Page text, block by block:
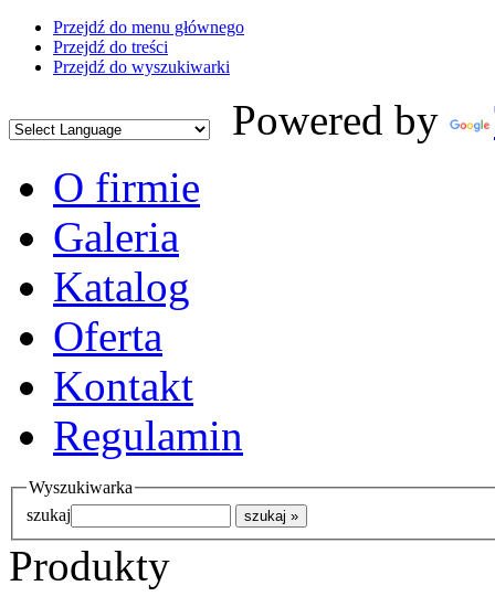
Przejdź do menu głównego
Przejdź do treści
Przejdź do wyszukiwarki
Powered by
O firmie
Galeria
Katalog
Oferta
Kontakt
Regulamin
Wyszukiwarka
szukaj
Produkty